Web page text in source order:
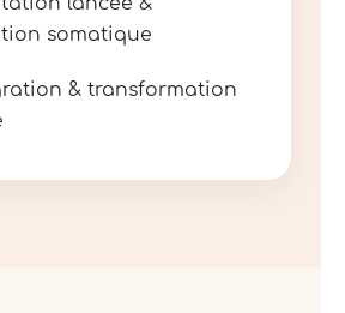
somatique
& transformation